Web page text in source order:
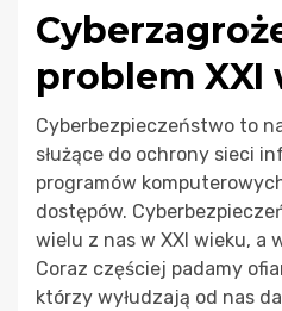
problem XXI
Cyberbezpieczeństwo to
służące do ochrony sieci
programów
dostępów.
wielu z nas w XXI wieku, a
Coraz częściej padamy
którzy wyłudzają od nas